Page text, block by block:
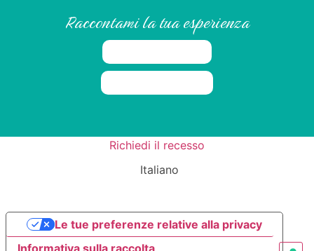
Raccontami la tua esperienza
Richiedi il recesso
Italiano
Informativa sulla raccolta
Le tue preferenze relative alla privacy